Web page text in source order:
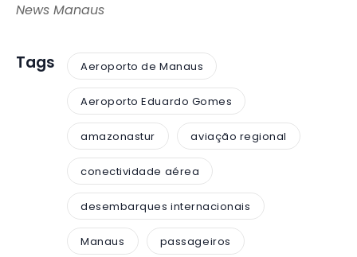
News Manaus
Tags Aeroporto de Manaus
Aeroporto Eduardo Gomes
amazonastur aviação regional
conectividade aérea
desembarques internacionais
Manaus passageiros